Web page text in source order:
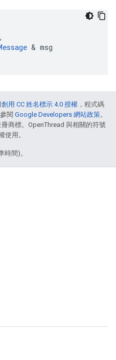
& msg
創用 CC 姓名標示 4.0 授權 ，程式碼
閱 Google Developers 網站政策。
商標。OpenThread 與相關的符號
使用。
時間)。